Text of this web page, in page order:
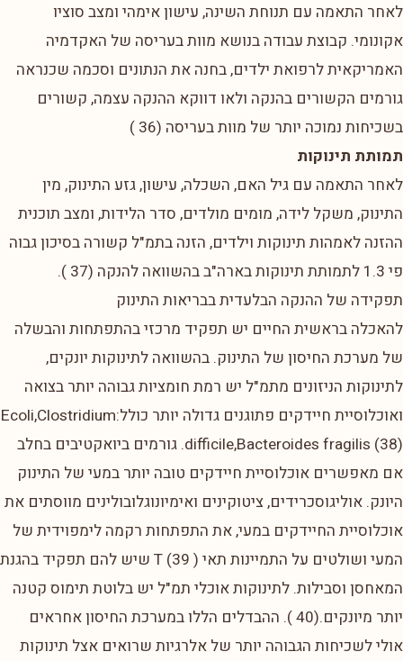
לאחר התאמה עם תנוחת השינה, עישון אימהי ומצב סוציו
אקונומי. קבוצת עבודה בנושא מוות בעריסה של האקדמיה
האמריקאית לרפואת ילדים, בחנה את הנתונים וסכמה שכנראה
גורמים הקשורים בהנקה ולאו דווקא ההנקה עצמה, קשורים
בשכיחות נמוכה יותר של מוות בעריסה (36 )
תמותת תינוקות
לאחר התאמה עם גיל האם, השכלה, עישון, גזע התינוק, מין
התינוק, משקל לידה, מומים מולדים, סדר הלידות, ומצב תוכנית
ההזנה לאמהות תינוקות וילדים, הזנה בתמ"ל קשורה בסיכון גבוה
פי 1.3 לתמותת תינוקות בארה"ב בהשוואה להנקה (37 ).
תפקידה של ההנקה הבלעדית בבריאות התינוק
להאכלה בראשית החיים יש תפקיד מרכזי בהתפתחות והבשלה
של מערכת החיסון של התינוק. בהשוואה לתינוקות יונקים,
לתינוקות הניזונים מתמ"ל יש רמת חומציות גבוהה יותר בצואה
ואוכלוסיית חיידקים פתוגנים גדולה יותר כולל:Ecoli,Clostridium
difficile,Bacteroides fragilis (38). גורמים ביואקטיבים בחלב
אם מאפשרים אוכלוסיית חיידקים טובה יותר במעי של התינוק
היונק. אוליגוסכרידים, ציטוקינים ואימיונוגלובולינים מווסתים את
אוכלוסיית החיידקים במעי, את התפתחות רקמה לימפוידית של
המעי ושולטים על התמיינות תאי T (39 ) שיש להם תפקיד בהגנת
המאחסן וסבילות. לתינוקות אוכלי תמ"ל יש בלוטת תימוס קטנה
יותר מיונקים.(40 ). ההבדלים הללו במערכת החיסון אחראים
אולי לשכיחות הגבוהה יותר של אלרגיות שרואים אצל תינוקות